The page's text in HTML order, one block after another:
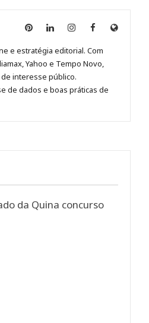
Anny
no
Pinterest
Anny
no
LinkedIn
Anny
no
Instagram
Anny
no
Facebook
Site
e estratégia editorial. Com
Yahoo e Tempo Novo,
interesse público.
de dados e boas práticas de